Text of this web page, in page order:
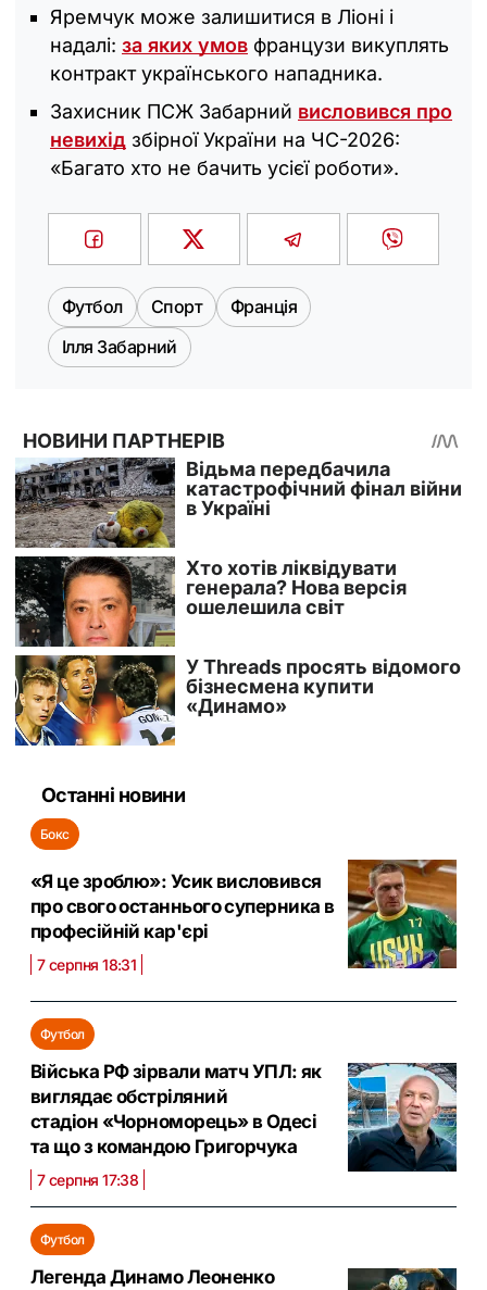
Яремчук може залишитися в Ліоні і
надалі: за яких умов французи викуплять
контракт українського нападника.
Захисник ПСЖ Забарний висловився про
невихід збірної України на ЧС-2026:
«Багато хто не бачить усієї роботи».
Футбол Спорт
Франція
Ілля Забарний
Останні новини
Бокс
«Я це зроблю»: Усик висловився
про свого останнього суперника в
професійній кар'єрі
7 серпня 18:31
Футбол
Війська РФ зірвали матч УПЛ: як
виглядає обстріляний
стадіон «Чорноморець» в Одесі
та що з командою Григорчука
7 серпня 17:38
Футбол
Легенда Динамо Леоненко